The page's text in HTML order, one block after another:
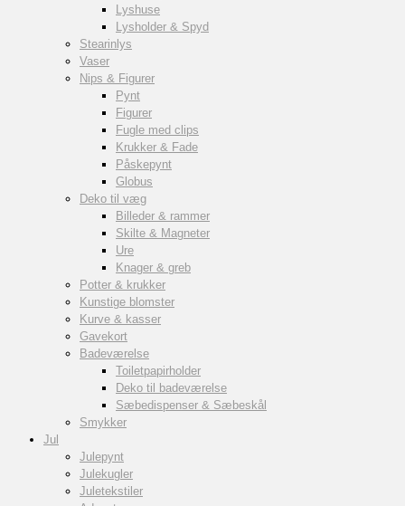
Lyshuse
Lysholder & Spyd
Stearinlys
Vaser
Nips & Figurer
Pynt
Figurer
Fugle med clips
Krukker & Fade
Påskepynt
Globus
Deko til væg
Billeder & rammer
Skilte & Magneter
Ure
Knager & greb
Potter & krukker
Kunstige blomster
Kurve & kasser
Gavekort
Badeværelse
Toiletpapirholder
Deko til badeværelse
Sæbedispenser & Sæbeskål
Smykker
Jul
Julepynt
Julekugler
Juletekstiler